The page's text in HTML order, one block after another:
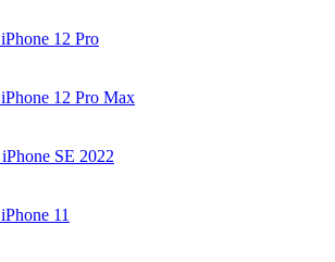
iPhone 12 Pro
iPhone 12 Pro Max
iPhone SE 2022
iPhone 11